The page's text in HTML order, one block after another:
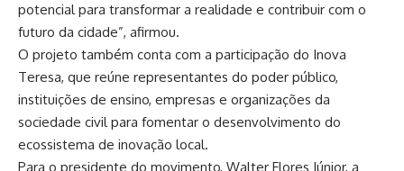
potencial para transformar a realidade e contribuir com o
futuro da cidade”, afirmou.
O projeto também conta com a participação do Inova
Teresa, que reúne representantes do poder público,
instituições de ensino, empresas e organizações da
sociedade civil para fomentar o desenvolvimento do
ecossistema de inovação local.
Para o presidente do movimento, Walter Flores Júnior, a